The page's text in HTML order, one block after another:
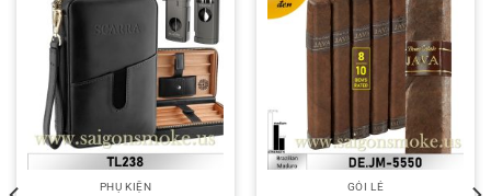
PHỤ KIỆN GÓI LẺ